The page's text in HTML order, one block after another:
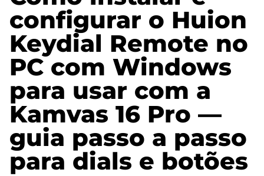
configurar o Huion
Keydial Remote no
PC com Windows
para usar com a
Kamvas 16 Pro —
guia passo a passo
para dials e botões